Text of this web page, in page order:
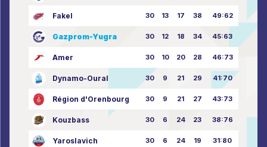
Fakel 30 13 17 38 49:62
Gazprom-Yugra 30 12 18 34 45:63
Amer 30 10 20 28 46:73
Dynamo-Oural 30 9 21 29 41:70
Région d'Orenbourg 30 9 21 27 43:73
Kouzbass 30 6 24 23 38:76
Yaroslavich 30 6 24 19 31:80